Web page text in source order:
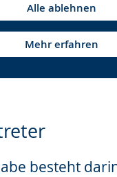
Alle ablehnen
Mehr erfahren
besteht